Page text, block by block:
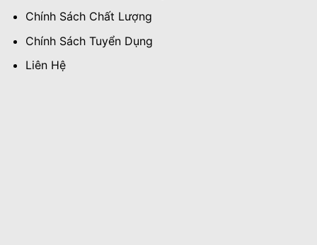
Chính Sách Chất Lượng
Chính Sách Tuyển Dụng
Liên Hệ